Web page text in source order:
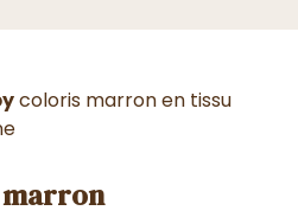
coloris marron en tissu